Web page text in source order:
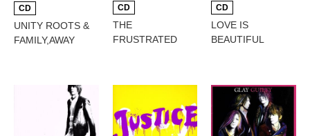
CD
UNITY ROOTS &
FAMILY,AWAY
CD
THE
FRUSTRATED
CD
LOVE IS
BEAUTIFUL